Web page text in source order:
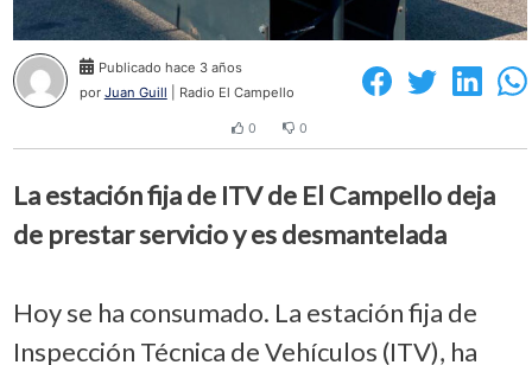
Publicado hace 3 años
por Juan Guill | Radio El Campello
0 0
La estación fija de ITV de El Campello deja
de prestar servicio y es desmantelada
Hoy se ha consumado. La estación fija de
Inspección Técnica de Vehículos (ITV), ha